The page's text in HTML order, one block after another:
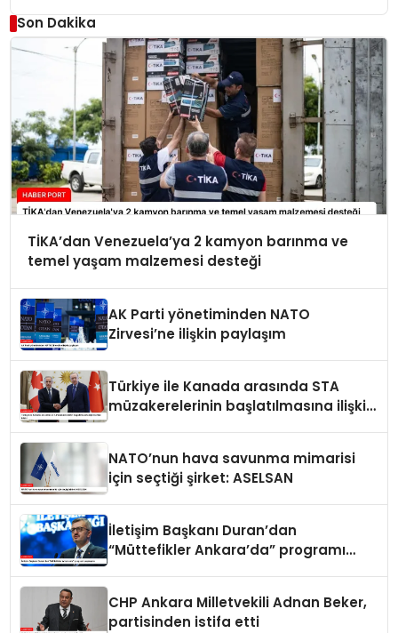
Son Dakika
TİKA’dan Venezuela’ya 2 kamyon barınma ve
temel yaşam malzemesi desteği
AK Parti yönetiminden NATO
Zirvesi’ne ilişkin paylaşım
Türkiye ile Kanada arasında STA
müzakerelerinin başlatılmasına ilişkin
NATO’nun hava savunma mimarisi
için seçtiği şirket: ASELSAN
İletişim Başkanı Duran’dan
“Müttefikler Ankara’da” programı
CHP Ankara Milletvekili Adnan Beker,
partisinden istifa etti